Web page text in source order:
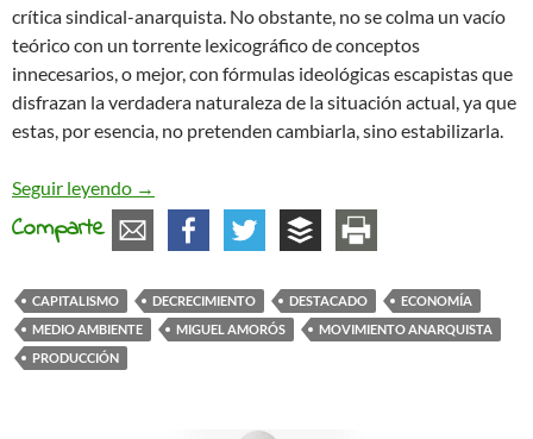
crítica sindical-anarquista. No obstante, no se colma un vacío
teórico con un torrente lexicográfico de conceptos
innecesarios, o mejor, con fórmulas ideológicas escapistas que
disfrazan la verdadera naturaleza de la situación actual, ya que
estas, por esencia, no pretenden cambiarla, sino estabilizarla.
Seguir leyendo De la ideología del decrecimiento en el medio
→
Comparte
CAPITALISMO DECRECIMIENTO DESTACADO
ECONOMÍA
MEDIO AMBIENTE
MIGUEL AMORÓS
MOVIMIENTO ANARQUISTA
PRODUCCIÓN